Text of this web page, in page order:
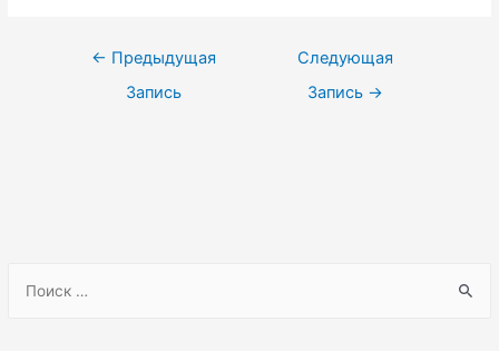
Навигация
← Предыдущая
Запись
Следующая
Запись →